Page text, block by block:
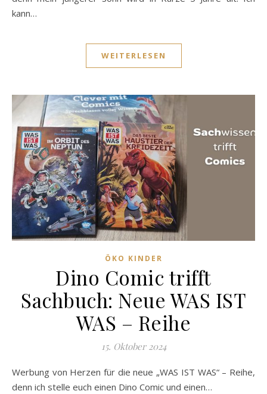
kann…
WEITERLESEN
ÖKO KINDER
Dino Comic trifft
Sachbuch: Neue WAS IST
WAS – Reihe
15. Oktober 2024
Werbung von Herzen für die neue „WAS IST WAS“ – Reihe,
denn ich stelle euch einen Dino Comic und einen…